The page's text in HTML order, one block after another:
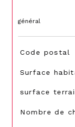
général
Code postal
Surface
surface
Nombre de